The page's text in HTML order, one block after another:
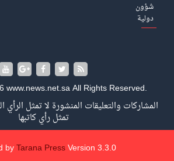
شؤون
دولية
www.news.net.sa All Rights Reserved.
المشاركات والتعليقات المنشورة لا تمثل
تمثل رأي كاتبها
byTarana PressVersion 3.3.0